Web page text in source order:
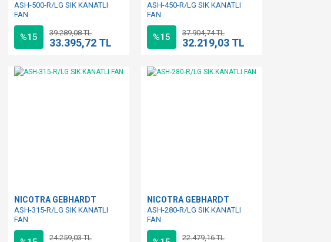
ASH-500-R/LG SIK KANATLI
FAN
%15 39.289,08 TL
33.395,72 TL
ASH-450-R/LG SIK KANATLI
FAN
%15 37.904,74 TL
32.219,03 TL
NICOTRA GEBHARDT
ASH-315-R/LG SIK KANATLI
FAN
24.259,03 TL
NICOTRA GEBHARDT
ASH-280-R/LG SIK KANATLI
FAN
22.479,16 TL